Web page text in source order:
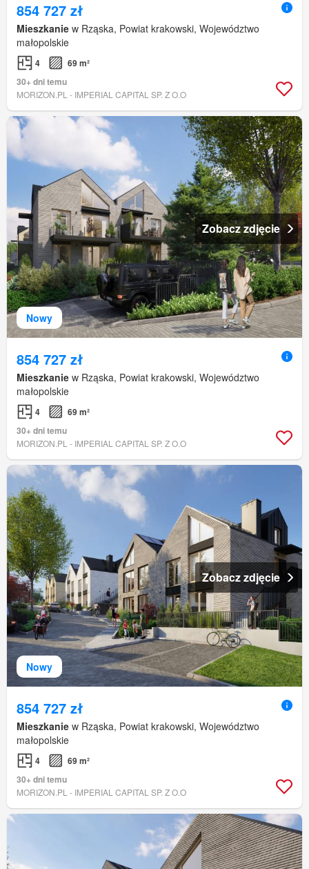
854 727 zł
Mieszkanie w Rząska, Powiat krakowski, Województwo
małopolskie
4
69 m²
30+ dni temu
MORIZON.PL - IMPERIAL CAPITAL SP. Z O.O
Nowy
Zobacz zdjęcie
854 727 zł
Mieszkanie w Rząska, Powiat krakowski, Województwo
małopolskie
4
69 m²
30+ dni temu
MORIZON.PL - IMPERIAL CAPITAL SP. Z O.O
Nowy
Zobacz zdjęcie
854 727 zł
Mieszkanie w Rząska, Powiat krakowski, Województwo
małopolskie
4
69 m²
30+ dni temu
MORIZON.PL - IMPERIAL CAPITAL SP. Z O.O